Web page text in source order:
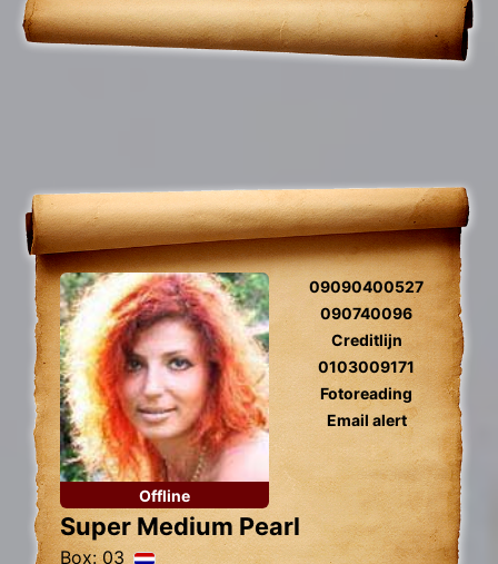
Offline
09090400527
090740096
Creditlijn
0103009171
Fotoreading
Email alert
Super Medium Pearl
Box: 03